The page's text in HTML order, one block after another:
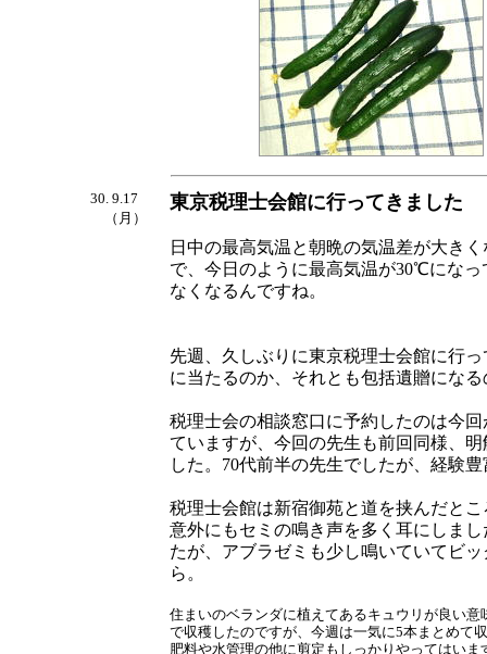
30. 9.17
（月）
東京税理士会館に行ってきました
日中の最高気温と朝晩の気温差が大き
で、今日のように最高気温が30℃にな
なくなるんですね。
先週、久しぶりに東京税理士会館に行
に当たるのか、それとも包括遺贈にな
税理士会の相談窓口に予約したのは今
ていますが、今回の先生も前回同様、
した。70代前半の先生でしたが、経験
税理士会館は新宿御苑と道を挟んだと
意外にもセミの鳴き声を多く耳にしま
たが、アブラゼミも少し鳴いていてビ
ら。
住まいのベランダに植えてあるキュウリが良い
で収穫したのですが、今週は一気に5本まとめて
肥料や水管理の他に剪定もしっかりやってはい